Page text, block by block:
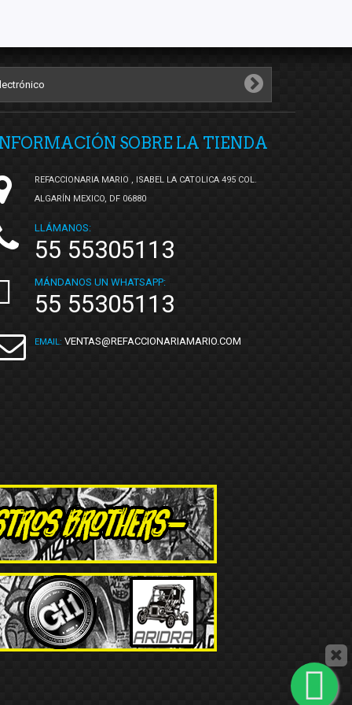
SOBRE LA TIENDA
REFACCIONARIA MARIO , ISABEL LA CATOLICA 495 COL.
ALGARÍN MEXICO, DF 06880
LLÁMANOS:
55 55305113
MÁNDANOS UN WHATSAPP:
55 55305113
EMAIL: VENTAS@REFACCIONARIAMARIO.COM